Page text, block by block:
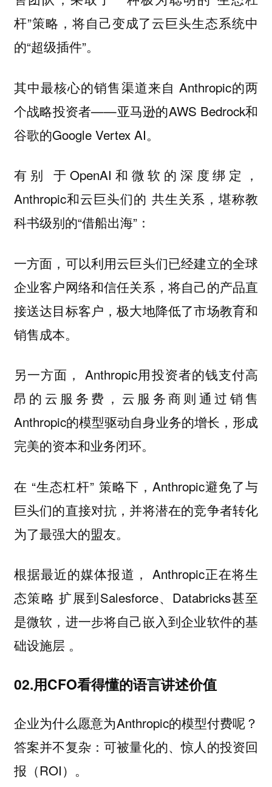
杆”策略，将自己变成了云巨头生态系统中
的“超级插件”。
其中最核心的销售渠道来自 Anthropic的两
个战略投资者——亚马逊的AWS Bedrock和
谷歌的Google Vertex AI。
有别 于OpenAI和微软的深度绑定，
Anthropic和云巨头们的 共生关系，堪称教
科书级别的“借船出海”：
一方面，可以利用云巨头们已经建立的全球
企业客户网络和信任关系，将自己的产品直
接送达目标客户，极大地降低了市场教育和
销售成本。
另一方面， Anthropic用投资者的钱支付高
昂的云服务费，云服务商则通过销售
Anthropic的模型驱动自身业务的增长，形成
完美的资本和业务闭环。
在 “生态杠杆” 策略下，Anthropic避免了与
巨头们的直接对抗，并将潜在的竞争者转化
为了最强大的盟友。
根据最近的媒体报道， Anthropic正在将生
态策略 扩展到Salesforce、Databricks甚至
是微软，进一步将自己嵌入到企业软件的基
础设施层 。
02.用CFO看得懂的语言讲述价值
企业为什么愿意为Anthropic的模型付费呢？
答案并不复杂：可被量化的、惊人的投资回
报（ROI）。